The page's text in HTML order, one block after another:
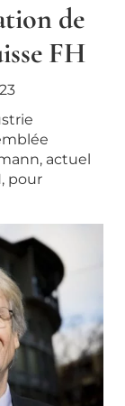
de
FH
actuel
pour